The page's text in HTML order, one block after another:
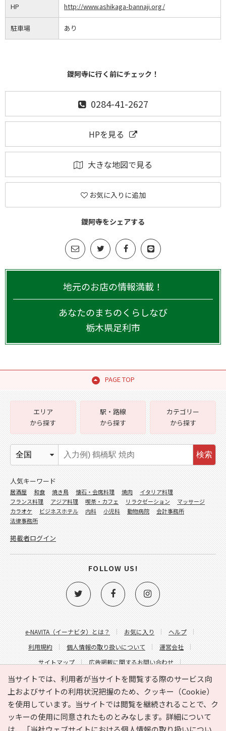
HP http://www.ashikaga-bannaji.org/
駐車場 あり
鑁阿寺に行く前にチェック！
0284-41-2627
HPを見る
大きな地図で見る
お気に入りに追加
鑁阿寺をシェアする
地元のお店の情報満載！
あなたのまちのくらしなび
栃木県足利市
PAGE TOP
当サイトでは、利用者が当サイトを閲覧する際のサービス向
上およびサイトの利用状況把握のため、クッキー（Cookie）
を使用しています。当サイトでは閲覧を継続されることで、ク
ッキーの使用に同意されたものとみなします。詳細について
e-NAVITA（イーナビタ）とは？ お気に入り
ヘルプ
利用規約
個人情報の取り扱いについて
運営会社
サイトマップ
広告掲載に関するお問い合わせ
サイトの内容に関するお問い合わせ
エリア
から探す
駅・路線
から探す
カテゴリー
から探す
検索
人気キーワード
居酒屋 和食 焼き鳥 懐石・会席料理 焼肉
イタリア料理
フランス料理
アジア料理 喫茶・カフェ リラクゼーション
マッサージ
カラオケ
ビジネスホテル 内科 小児科 動物病院
会計事務所
法律事務所
掲載者ログイン
FOLLOW US!